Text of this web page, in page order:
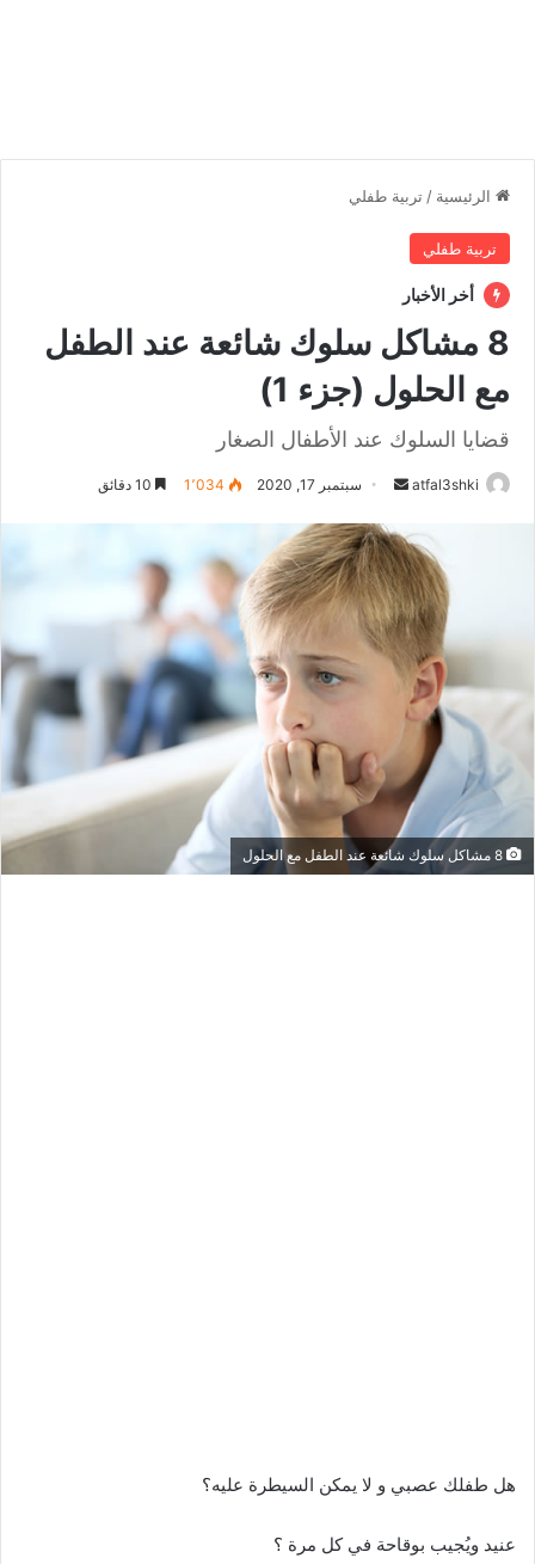
الرئيسية /تربية طفلي
تربية طفلي
أخر الأخبار
8 مشاكل سلوك شائعة عند الطفل
مع الحلول (جزء 1)
قضايا السلوك عند الأطفال الصغار
atfal3shki
س
ل
ب
ر
ي
ل
ر
سبتمبر 17, 2020 1٬034
هل طفلك عصبي و لا يمكن السيطرة عليه؟
عنيد ويُجيب بوقاحة في كل مرة ؟